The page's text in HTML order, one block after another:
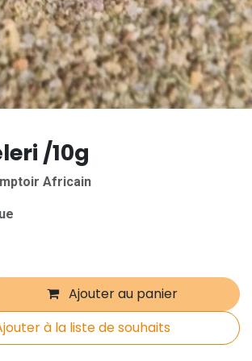
/10g
Africain
Ajouter au panier
à la liste de souhaits